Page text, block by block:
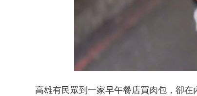
49.57%
高雄有民眾到一家早午餐店買肉包，卻